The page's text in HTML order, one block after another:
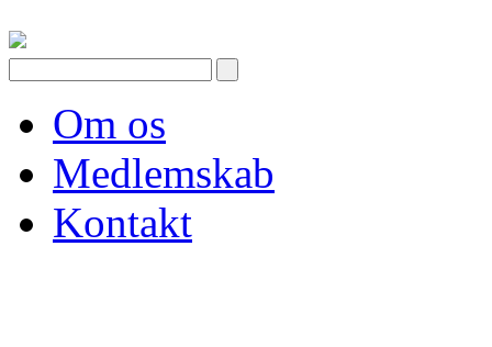
to
content
Om os
Medlemskab
Kontakt